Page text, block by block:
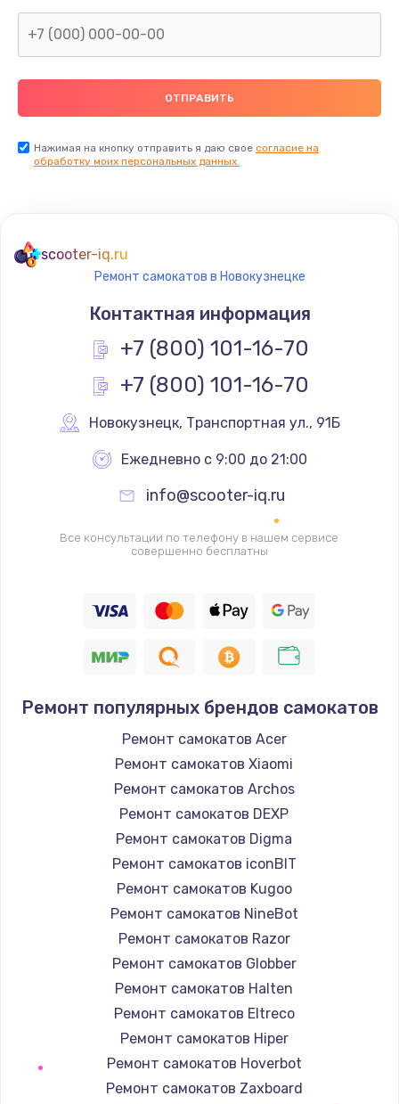
400 руб.
Заказать
Замена термостата
1200 руб.
Заказать
Замена реле
Замена термопредохранителя
700 руб.
Заказать
2500 руб.
1400 руб.
Заказать
Замена / ремонт электронного модуля
управления
600 руб.
Замена конфорки
1100 руб.
Замена платы сенсора
900 руб.
Замена регулятора режимов конфорки
Нажимая на кнопку отправить я даю свое согласие на
обработку моих персональных данных.
scooter-iq.ru
Ремонт самокатов в Новокузнецке
Контактная информация
+7 (800) 101-16-70
+7 (800) 101-16-70
Новокузнецк, Транспортная ул., 91Б
Ежедневно с 9:00 до 21:00
info@scooter-iq.ru
Все консультации по телефону в нашем сервисе
совершенно бесплатны
Ремонт популярных брендов самокатов
Ремонт самокатов Acer
Ремонт самокатов Xiaomi
Ремонт самокатов Archos
Ремонт самокатов DEXP
Ремонт самокатов Digma
Ремонт самокатов iconBIT
Ремонт самокатов Kugoo
Ремонт самокатов NineBot
Ремонт самокатов Razor
Ремонт самокатов Globber
Ремонт самокатов Halten
Ремонт самокатов Eltreco
Ремонт самокатов Hiper
Ремонт самокатов Hoverbot
Ремонт самокатов Zaxboard